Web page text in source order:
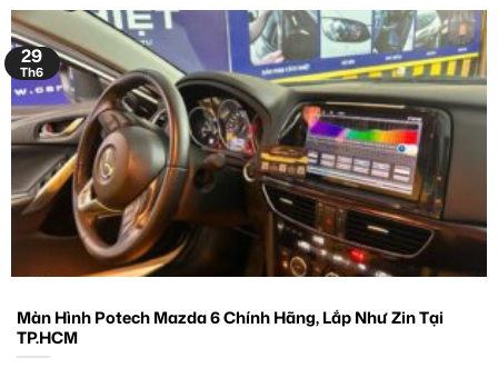
Màn Hình Potech Mazda 6 Chính Hãng, Lắp Như Zin Tại
TP.HCM
29
Th6